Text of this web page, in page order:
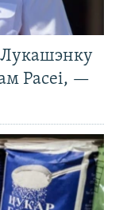
Лукашэнку
Расеі, —